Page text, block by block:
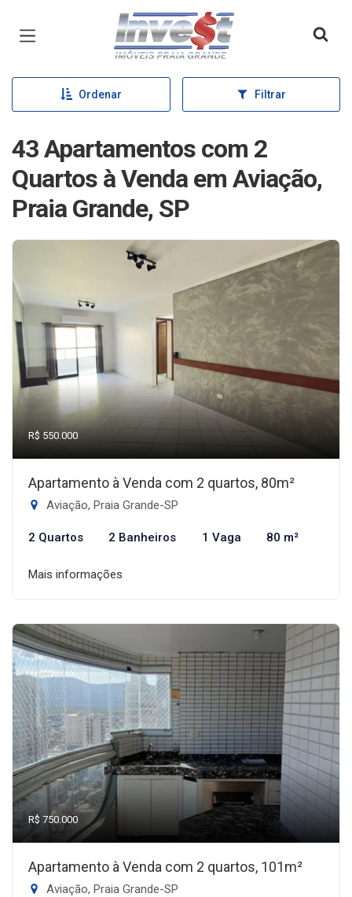
Página inicial
Ordenar Filtrar
43 Apartamentos com 2
Quartos à Venda em Aviação,
Praia Grande, SP
R$ 550.000
Apartamento à Venda com 2 quartos, 80m²
Aviação, Praia Grande-SP
2 Quartos 2 Banheiros 1 Vaga 80 m²
Mais informações
R$ 750.000
Apartamento à Venda com 2 quartos, 101m²
Aviação, Praia Grande-SP